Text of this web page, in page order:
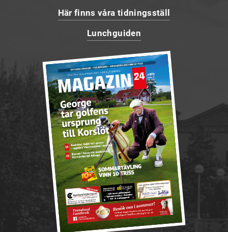
Här finns våra tidningsställ
Lunchguiden